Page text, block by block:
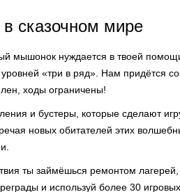
сказочном мире
мышонок нуждается в твоей
«три в ряд». Нам придётся
ходы ограничены!
и бустеры, которые сделают
новых обитателей этих
ты займёшься ремонтом
и используй более 30